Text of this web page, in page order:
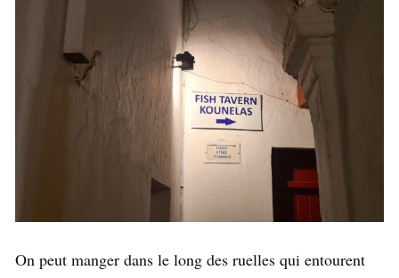
On peut manger dans le long des ruelles qui entourent